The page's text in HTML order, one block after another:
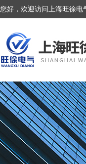
您好，欢迎访问上海旺徐电